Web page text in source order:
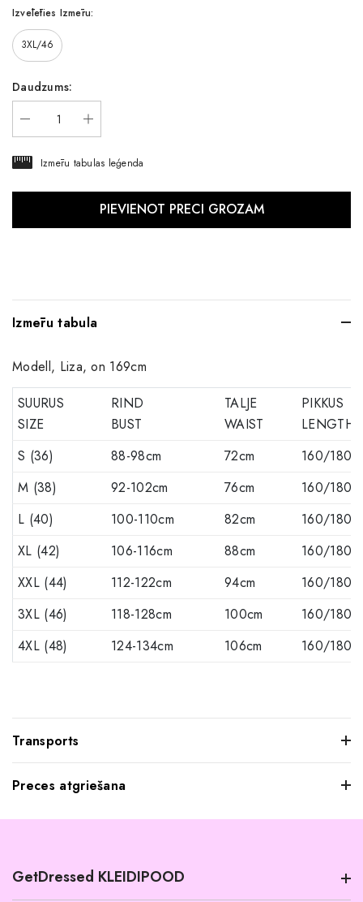
Izvēlēties Izmēru:
3XL/46
Daudzums:
Izmēru tabulas leģenda
Izmēru tabula
Modell, Liza, on 169cm
SUURUS
SIZE
RIND
BUST
TALJE
WAIST
PIKKUS
LENGTH
S (36)
88-98cm 72cm
160/
M (38)
92-102cm 76cm
160/
L (40)
100-110cm 82cm
160/
XL (42)
106-116cm 88cm
160/
XXL (44)
112-122cm 94cm
160/
3XL (46)
118-128cm 100cm
160/
4XL (48)
124-134cm 106cm 160/
Transports
Preces atgriešana
atgriezt mums visus produktus, kurus nevēlaties paturēt.
GetDressed KLEIDIPOOD